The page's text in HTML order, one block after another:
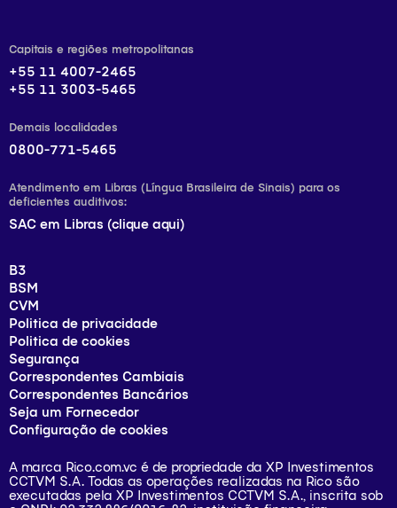
Capitais e regiões metropolitanas
+55 11 4007-2465
+55 11 3003-5465
Demais localidades
0800-771-5465
Atendimento em Libras (Língua Brasileira de Sinais) para os
deficientes auditivos:
SAC em Libras (clique aqui)
B3
BSM
CVM
Politica de privacidade
Politica de cookies
Segurança
Correspondentes Cambiais
Correspondentes Bancários
Seja um Fornecedor
Configuração de cookies
A marca Rico.com.vc é de propriedade da XP Investimentos
CCTVM S.A. Todas as operações realizadas na Rico são
executadas pela XP Investimentos CCTVM S.A., inscrita sob